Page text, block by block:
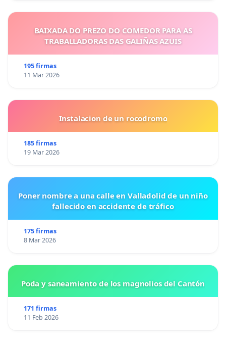
BAIXADA DO PREZO DO COMEDOR PARA AS
TRABALLADORAS DAS GALIÑAS AZUIS
195 firmas
11 Mar 2026
Instalacion de un rocodromo
185 firmas
19 Mar 2026
Poner nombre a una calle en Valladolid de un niño
fallecido en accidente de tráfico
175 firmas
8 Mar 2026
Poda y saneamiento de los magnolios del Cantón
171 firmas
11 Feb 2026